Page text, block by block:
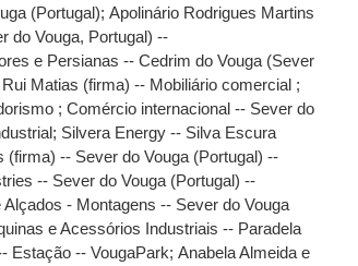
(Portugal);Apolinário Rodrigues Martins
do Vouga, Portugal) --
e Persianas -- Cedrim do Vouga (Sever
Rui Matias (firma) -- Mobiliário comercial ;
; Comércio internacional -- Sever do
; Silvera Energy -- Silva Escura
(firma) -- Sever do Vouga (Portugal) --
-- Sever do Vouga (Portugal) --
Alçados - Montagens -- Sever do Vouga
e Acessórios Industriais -- Paradela
Estação -- VougaPark;Anabela Almeida e